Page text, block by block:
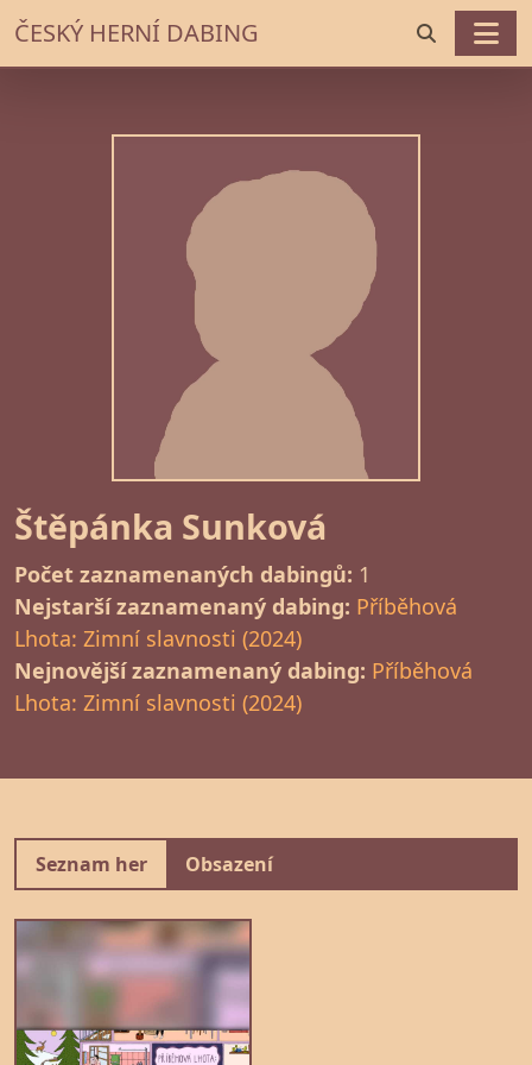
ČESKÝ HERNÍ DABING
Štěpánka Sunková
Počet zaznamenaných dabingů: 1
Nejstarší zaznamenaný dabing: Příběhová
Lhota: Zimní slavnosti (2024)
Nejnovější zaznamenaný dabing: Příběhová
Lhota: Zimní slavnosti (2024)
Seznam her Obsazení